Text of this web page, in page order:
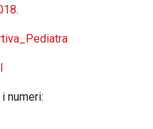
.
numeri: